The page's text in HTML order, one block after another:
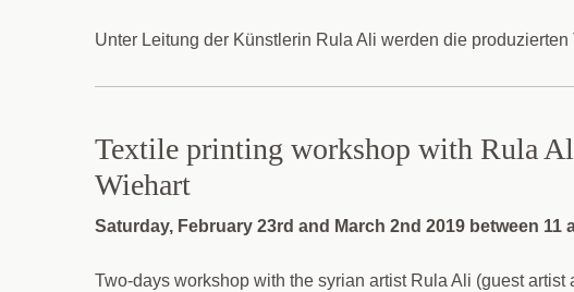
Unter Leitung der Künstlerin Rula Ali werden die
Textile printing workshop with Rula
Wiehart
Saturday, February 23rd and March 2nd 2019 between 11
Two-days workshop with the syrian artist Rula Ali (guest